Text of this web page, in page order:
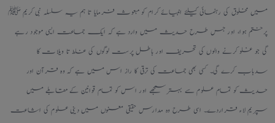
میں مخلوق کی رہنمائی کیلئے انبیائے کرام کو مبعوث فرمایا تا ہم یہ سلسلہ نبی کریم ﷺ
پرختم ہوا، اور جس طرح حدیث میں وارد ہے کہ ایک جماعت ایسی موجود رہے
گی جو غلو کرنے والوں کی تحریف اور باطل پرست لوگوں کی غلط تا ویلات کا
سدباب کرے گی۔ کسی بھی جماعت کی ترقی کا راز اس میں ہے کہ وہ قرآن اور
حدیث کو تمام علوم سے بہترسمجھے اور اس کو تمام قوانین کے مقابلے میں
سپریم لاء قراردے۔ اسی طرح وہ مدارس حقیقی معنوں میں دینی علوم کی اشاعت